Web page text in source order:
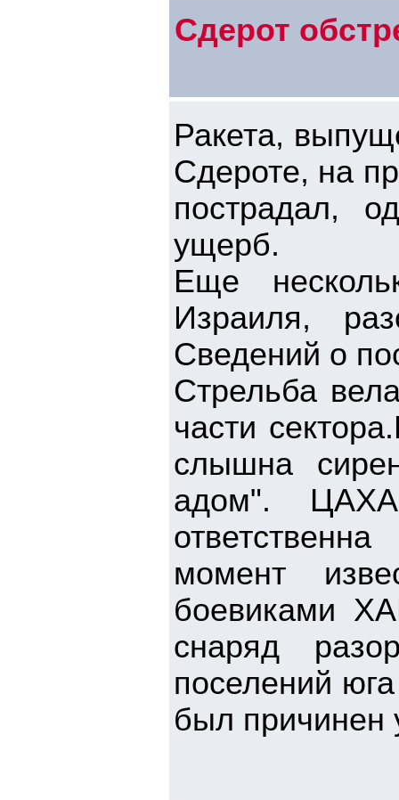
Сдерот
Ракета,
Сдероте, на
пострадал,
ущерб.
Еще
Израиля,
Сведений о
Стрельба
части
слышна
адом".
момент
боевиками
снаряд
поселений
был причинен